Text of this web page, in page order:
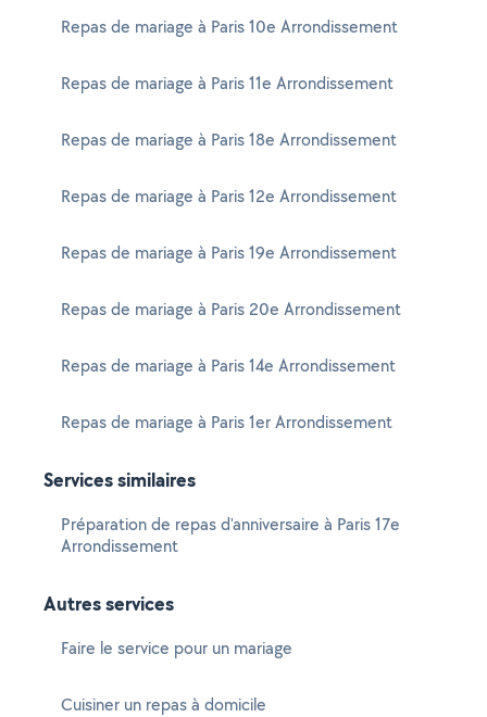
Repas de mariage à Paris 10e Arrondissement
Repas de mariage à Paris 11e Arrondissement
Repas de mariage à Paris 18e Arrondissement
Repas de mariage à Paris 12e Arrondissement
Repas de mariage à Paris 19e Arrondissement
Repas de mariage à Paris 20e Arrondissement
Repas de mariage à Paris 14e Arrondissement
Repas de mariage à Paris 1er Arrondissement
Services similaires
Préparation de repas d'anniversaire à Paris 17e
Arrondissement
Autres services
Faire le service pour un mariage
Cuisiner un repas à domicile